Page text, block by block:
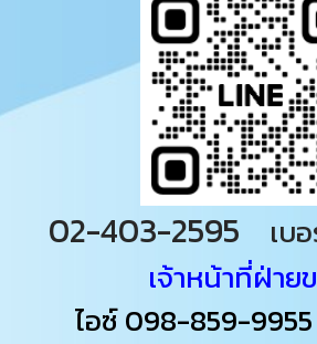
02-403-2595
เบ
เจ้าหน้าที่ฝ่าย
ไอซ์098-859-9955